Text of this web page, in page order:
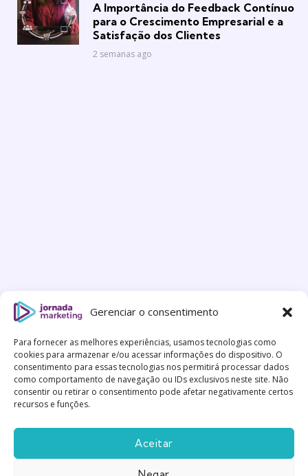
Gerenciar o consentimento
Para fornecer as melhores experiências, usamos tecnologias como
cookies para armazenar e/ou acessar informações do dispositivo. O
consentimento para essas tecnologias nos permitirá processar dados
como comportamento de navegação ou IDs exclusivos neste site. Não
consentir ou retirar o consentimento pode afetar negativamente certos
recursos e funções.
Aceitar
A Importância do Feedback Contínuo
para o Crescimento Empresarial e a
Satisfação dos Clientes
2 semanas ago